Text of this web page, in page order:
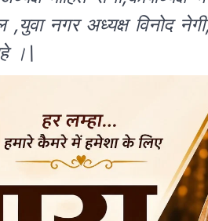
,युवा नगर अध्यक्ष विनोद
।\